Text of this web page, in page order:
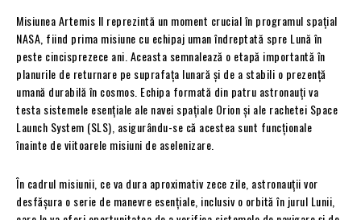
Misiunea Artemis II reprezintă un moment crucial în programul spațial
NASA, fiind prima misiune cu echipaj uman îndreptată spre Lună în
peste cincisprezece ani. Aceasta semnalează o etapă importantă în
planurile de returnare pe suprafața lunară și de a stabili o prezență
umană durabilă în cosmos. Echipa formată din patru astronauți va
testa sistemele esențiale ale navei spațiale Orion și ale rachetei Space
Launch System (SLS), asigurându-se că acestea sunt funcționale
înainte de viitoarele misiuni de aselenizare.
În cadrul misiunii, ce va dura aproximativ zece zile, astronauții vor
desfășura o serie de manevre esențiale, inclusiv o orbită în jurul Lunii,